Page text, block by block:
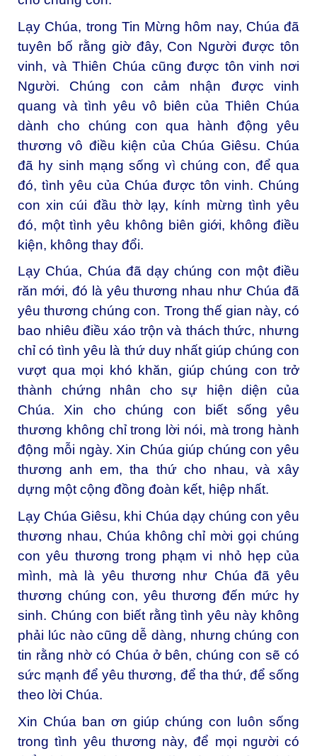
Lạy Chúa, trong Tin Mừng hôm nay, Chúa đã
tuyên bố rằng giờ đây, Con Người được tôn
vinh, và Thiên Chúa cũng được tôn vinh nơi
Người. Chúng con cảm nhận được vinh
quang và tình yêu vô biên của Thiên Chúa
dành cho chúng con qua hành động yêu
thương vô điều kiện của Chúa Giêsu. Chúa
đã hy sinh mạng sống vì chúng con, để qua
đó, tình yêu của Chúa được tôn vinh. Chúng
con xin cúi đầu thờ lạy, kính mừng tình yêu
đó, một tình yêu không biên giới, không điều
kiện, không thay đổi.
Lạy Chúa, Chúa đã dạy chúng con một điều
răn mới, đó là yêu thương nhau như Chúa đã
yêu thương chúng con. Trong thế gian này, có
bao nhiêu điều xáo trộn và thách thức, nhưng
chỉ có tình yêu là thứ duy nhất giúp chúng con
vượt qua mọi khó khăn, giúp chúng con trở
thành chứng nhân cho sự hiện diện của
Chúa. Xin cho chúng con biết sống yêu
thương không chỉ trong lời nói, mà trong hành
động mỗi ngày. Xin Chúa giúp chúng con yêu
thương anh em, tha thứ cho nhau, và xây
dựng một cộng đồng đoàn kết, hiệp nhất.
Lạy Chúa Giêsu, khi Chúa dạy chúng con yêu
thương nhau, Chúa không chỉ mời gọi chúng
con yêu thương trong phạm vi nhỏ hẹp của
mình, mà là yêu thương như Chúa đã yêu
thương chúng con, yêu thương đến mức hy
sinh. Chúng con biết rằng tình yêu này không
phải lúc nào cũng dễ dàng, nhưng chúng con
tin rằng nhờ có Chúa ở bên, chúng con sẽ có
sức mạnh để yêu thương, để tha thứ, để sống
theo lời Chúa.
Xin Chúa ban ơn giúp chúng con luôn sống
trong tình yêu thương này, để mọi người có